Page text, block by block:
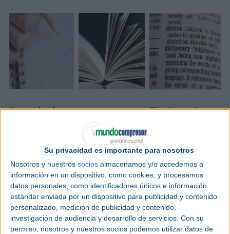
Su privacidad es importante para nosotros
Nosotros y nuestros socios almacenamos y/o accedemos a
información en un dispositivo, como cookies, y procesamos
datos personales, como identificadores únicos e información
estándar enviada por un dispositivo para publicidad y contenido
personalizado, medición de publicidad y contenido,
investigación de audiencia y desarrollo de servicios. Con su
permiso, nosotros y nuestros socios podemos utilizar datos de
Agenda de
información
sobre los
eventos
industriales.
Artículos en
profundidad
y área técnica
con vídeos,
fórmulas de
cálculo...
Diccionario
definiciones de los
principales
términos del
sector.